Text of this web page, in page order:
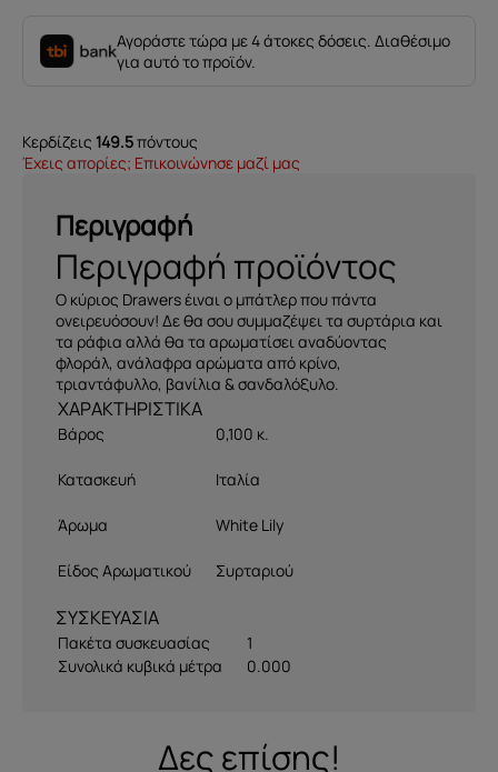
Αγοράστε τώρα με 4 άτοκες δόσεις. Διαθέσιμο
για αυτό το προϊόν.
Κερδίζεις 149.5πόντους
Έχεις απορίες; Επικοινώνησε μαζί μας
Περιγραφή
Περιγραφή προϊόντος
Ο κύριος Drawers έιναι ο μπάτλερ που πάντα
ονειρευόσουν! Δε θα σου συμμαζέψει τα συρτάρια και
τα ράφια αλλά θα τα αρωματίσει αναδύοντας
φλοράλ, ανάλαφρα αρώματα από κρίνο,
τριαντάφυλλο, βανίλια & σανδαλόξυλο.
Βάρος 0,100 κ.
Κατασκευή Ιταλία
Άρωμα White Lily
Είδος Αρωματικού Συρταριού
ΣΥΣΚΕΥΑΣΙΑ
Πακέτα συσκευασίας
1
Συνολικά κυβικά μέτρα
0.000
Δες επίσης!